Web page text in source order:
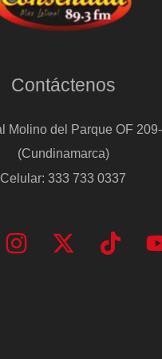
Contáctenos
Molino del Parque OF
(Cundinamarca)
Celular: 333 733 0337